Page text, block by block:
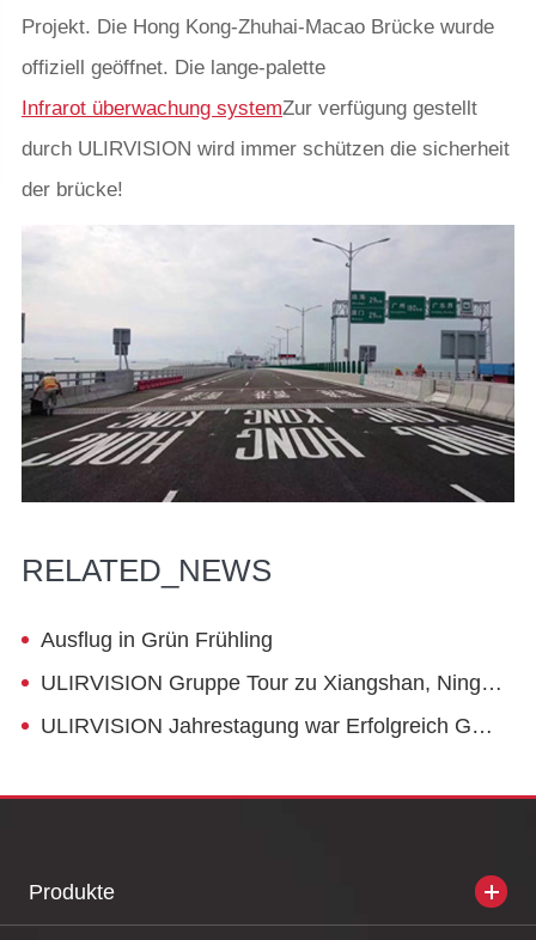
Projekt. Die Hong Kong-Zhuhai-Macao Brücke wurde
offiziell geöffnet. Die lange-palette
Infrarot überwachung systemZur verfügung gestellt
durch ULIRVISION wird immer schützen die sicherheit
der brücke!
RELATED_NEWS
Ausflug in Grün Frühling
ULIRVISION Gruppe Tour zu Xiangshan, Ningbo
ULIRVISION Jahrestagung war Erfolgreich Gehalten
Produkte